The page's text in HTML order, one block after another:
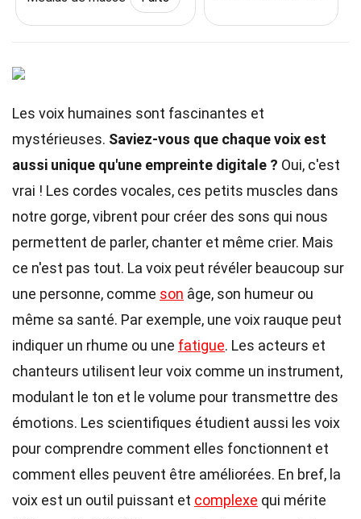
Les voix humaines sont fascinantes et
mystérieuses. Saviez-vous que chaque voix est
aussi unique qu'une empreinte digitale ? Oui, c'est
vrai ! Les cordes vocales, ces petits muscles dans
notre gorge, vibrent pour créer des sons qui nous
permettent de parler, chanter et même crier. Mais
ce n'est pas tout. La voix peut révéler beaucoup sur
une personne, comme son âge, son humeur ou
même sa santé. Par exemple, une voix rauque peut
indiquer un rhume ou une fatigue. Les acteurs et
chanteurs utilisent leur voix comme un instrument,
modulant le ton et le volume pour transmettre des
émotions. Les scientifiques étudient aussi les voix
pour comprendre comment elles fonctionnent et
comment elles peuvent être améliorées. En bref, la
voix est un outil puissant et complexe qui mérite